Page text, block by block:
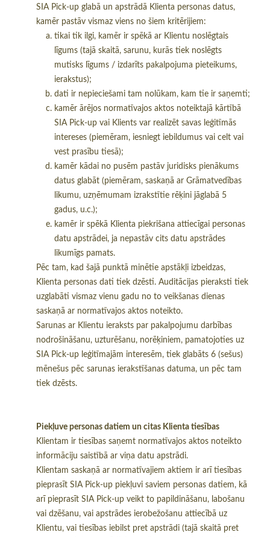
SIA Pick-up glabā un apstrādā Klienta personas datus,
kamēr pastāv vismaz viens no šiem kritērijiem:
tikai tik ilgi, kamēr ir spēkā ar Klientu noslēgtais
līgums (tajā skaitā, sarunu, kurās tiek noslēgts
mutisks līgums / izdarīts pakalpojuma pieteikums,
ierakstus);
dati ir nepieciešami tam nolūkam, kam tie ir saņemti;
kamēr ārējos normatīvajos aktos noteiktajā kārtībā
SIA Pick-up vai Klients var realizēt savas leģitīmās
intereses (piemēram, iesniegt iebildumus vai celt vai
vest prasību tiesā);
kamēr kādai no pusēm pastāv juridisks pienākums
datus glabāt (piemēram, saskaņā ar Grāmatvedības
likumu, uzņēmumam izrakstītie rēķini jāglabā 5
gadus, u.c.);
kamēr ir spēkā Klienta piekrišana attiecīgai personas
datu apstrādei, ja nepastāv cits datu apstrādes
likumīgs pamats.
Pēc tam, kad šajā punktā minētie apstākļi izbeidzas,
Klienta personas dati tiek dzēsti. Auditācijas pieraksti tiek
uzglabāti vismaz vienu gadu no to veikšanas dienas
saskaņā ar normatīvajos aktos noteikto.
Sarunas ar Klientu ieraksts par pakalpojumu darbības
nodrošināšanu, uzturēšanu, norēķiniem, pamatojoties uz
SIA Pick-up leģitīmajām interesēm, tiek glabāts 6 (sešus)
mēnešus pēc sarunas ierakstīšanas datuma, un pēc tam
tiek dzēsts.
Piekļuve personas datiem un citas Klienta tiesības
Klientam ir tiesības saņemt normatīvajos aktos noteikto
informāciju saistībā ar viņa datu apstrādi.
Klientam saskaņā ar normatīvajiem aktiem ir arī tiesības
pieprasīt SIA Pick-up piekļuvi saviem personas datiem, kā
arī pieprasīt SIA Pick-up veikt to papildināšanu, labošanu
vai dzēšanu, vai apstrādes ierobežošanu attiecībā uz
Klientu, vai tiesības iebilst pret apstrādi (tajā skaitā pret